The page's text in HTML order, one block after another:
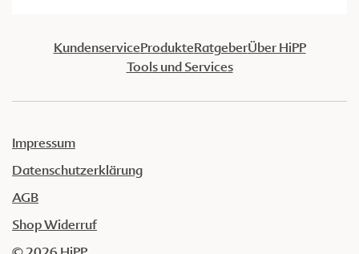
KundenserviceProdukteRatgeberÜber HiPP
Tools und Services
Impressum
Datenschutzerklärung
AGB
Shop Widerruf